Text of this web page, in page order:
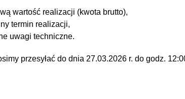
wartość realizacji (kwota brutto),
termin realizacji,
uwagi techniczne.
przesyłać do dnia 27.03.2026 r. do godz.